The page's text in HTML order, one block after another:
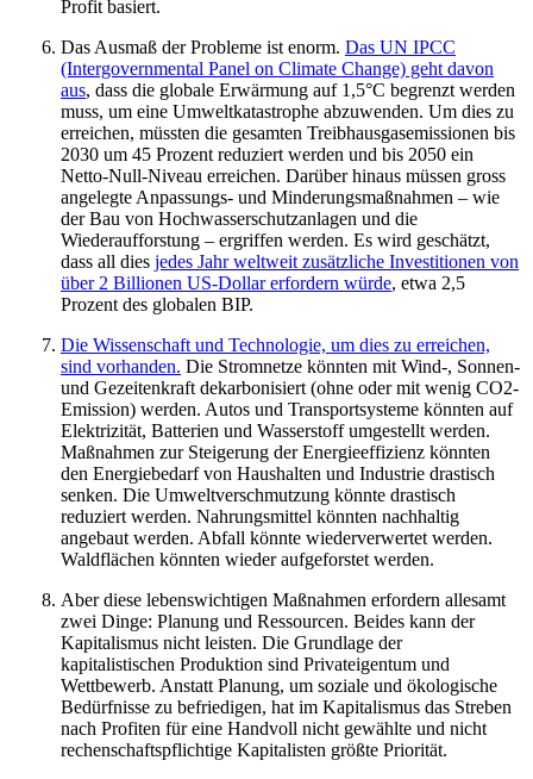
Profit basiert.
Das Ausmaß der Probleme ist enorm. Das UN IPCC
(Intergovernmental Panel on Climate Change) geht davon
aus, dass die globale Erwärmung auf 1,5°C begrenzt werden
muss, um eine Umweltkatastrophe abzuwenden. Um dies zu
erreichen, müssten die gesamten Treibhausgasemissionen bis
2030 um 45 Prozent reduziert werden und bis 2050 ein
Netto-Null-Niveau erreichen. Darüber hinaus müssen gross
angelegte Anpassungs- und Minderungsmaßnahmen – wie
der Bau von Hochwasserschutzanlagen und die
Wiederaufforstung – ergriffen werden. Es wird geschätzt,
dass all dies jedes Jahr weltweit zusätzliche Investitionen von
über 2 Billionen US-Dollar erfordern würde, etwa 2,5
Prozent des globalen BIP.
Die Wissenschaft und Technologie, um dies zu erreichen,
sind vorhanden. Die Stromnetze könnten mit Wind-, Sonnen-
und Gezeitenkraft dekarbonisiert (ohne oder mit wenig CO2-
Emission) werden. Autos und Transportsysteme könnten auf
Elektrizität, Batterien und Wasserstoff umgestellt werden.
Maßnahmen zur Steigerung der Energieeffizienz könnten
den Energiebedarf von Haushalten und Industrie drastisch
senken. Die Umweltverschmutzung könnte drastisch
reduziert werden. Nahrungsmittel könnten nachhaltig
angebaut werden. Abfall könnte wiederverwertet werden.
Waldflächen könnten wieder aufgeforstet werden.
Aber diese lebenswichtigen Maßnahmen erfordern allesamt
zwei Dinge: Planung und Ressourcen. Beides kann der
Kapitalismus nicht leisten. Die Grundlage der
kapitalistischen Produktion sind Privateigentum und
Wettbewerb. Anstatt Planung, um soziale und ökologische
Bedürfnisse zu befriedigen, hat im Kapitalismus das Streben
nach Profiten für eine Handvoll nicht gewählte und nicht
rechenschaftspflichtige Kapitalisten größte Priorität.